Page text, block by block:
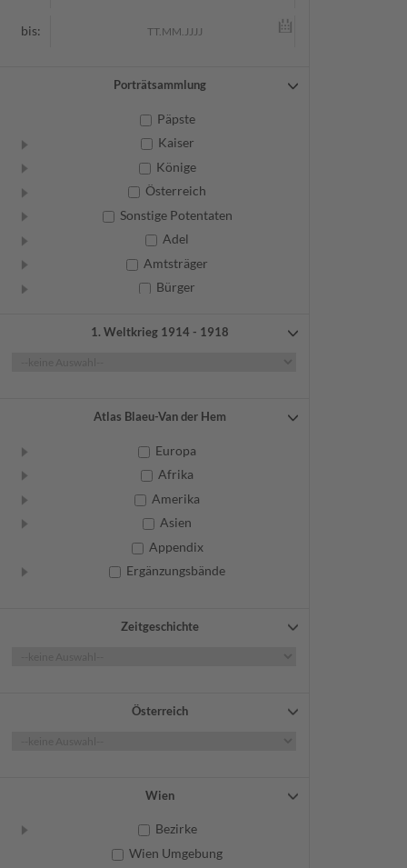
bis:
Porträtsammlung
Päpste
Kaiser
Könige
Österreich
Sonstige Potentaten
Adel
Amtsträger
Bürger
Geistliche
Weitere
1. Weltkrieg 1914 - 1918
Atlas Blaeu-Van der Hem
Europa
Afrika
Amerika
Asien
Appendix
Ergänzungsbände
Zeitgeschichte
Österreich
Wien
Bezirke
Wien Umgebung